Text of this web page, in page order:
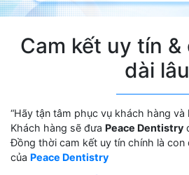
Cam kết uy tín
dài lâu
“Hãy tận tâm phục vụ khách hàng
Khách hàng sẽ đưa Peace Dentistry
Đồng thời cam kết uy tín chính là con
của Peace Dentistry